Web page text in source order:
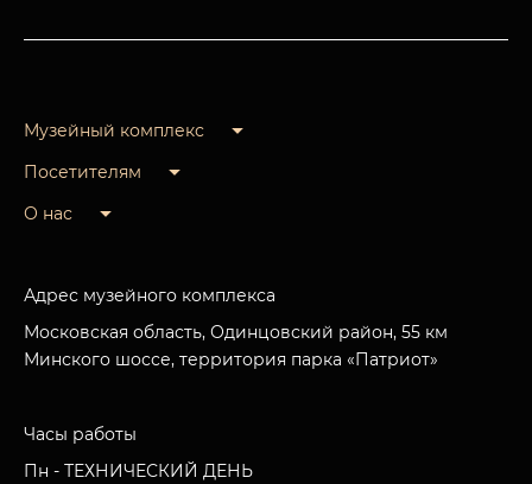
Музейный комплекс
Посетителям
О нас
Адрес музейного комплекса
Московская область, Одинцовский район, 55 км
Минского шоссе, территория парка «Патриот»
Часы работы
Пн - ТЕХНИЧЕСКИЙ ДЕНЬ